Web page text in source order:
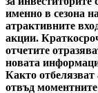
именно в сезона
атрактивните
акции.
отчетите
новата
Както отбелязват
отвъд